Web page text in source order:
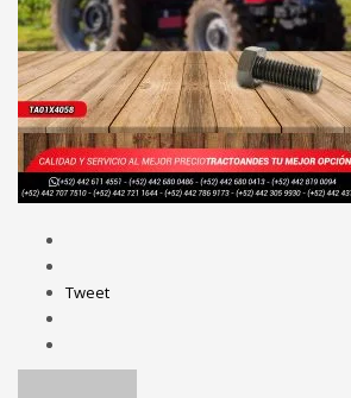
Tweet